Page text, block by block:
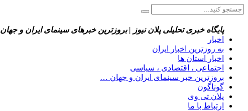
پایگاه خبری تحلیلی پلان نیوز | بروزترین خبرهای سینمای ایران و جهان
اخبار
به روزترین اخبار ایران
اخبار استان ها
اجتماعی ، اقتصادی ، سیاسی
بروزترین خبر سینمای ایران و جهان …
گوناگون
پلان تی وی
ارتباط با ما